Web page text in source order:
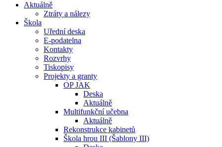
Aktuálně
Ztráty a nálezy
Škola
Uřední deska
E-podatelna
Kontakty
Rozvrhy
Tiskopisy
Projekty a granty
OP JAK
Deska
Aktuálně
Multifunkční učebna
Aktuálně
Rekonstrukce kabinetů
Škola hrou III (Šablony III)